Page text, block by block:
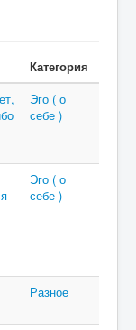
Категория
Эго ( о
себе )
Эго ( о
себе )
Разное